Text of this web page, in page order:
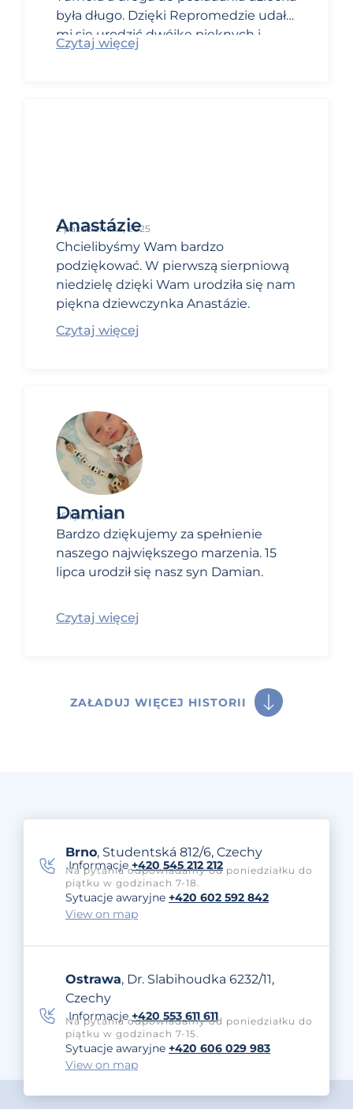
była długo. Dzięki Repromedzie udało
mi się urodzić dwójkę pięknych i
zdrowych dzieci.
Czytaj więcej
Anastázie
2 października, 2025
Chcielibyśmy Wam bardzo
podziękować. W pierwszą sierpniową
niedzielę dzięki Wam urodziła się nam
piękna dziewczynka Anastázie.
Czytaj więcej
Damian
25 lipca, 2025
Bardzo dziękujemy za spełnienie
naszego największego marzenia. 15
lipca urodził się nasz syn Damian.
Czytaj więcej
ZAŁADUJ WIĘCEJ HISTORII
Brno, Studentská 812/6, Czechy
Informacje+420 545 212 212
Na pytania odpowiadamy od poniedziałku do
piątku w godzinach 7-18.
Sytuacje awaryjne +420 602 592 842
View on map
Ostrawa, Dr. Slabihoudka 6232/11,
Czechy
Informacje+420 553 611 611
Na pytania odpowiadamy od poniedziałku do
piątku w godzinach 7-15.
Sytuacje awaryjne +420 606 029 983
View on map